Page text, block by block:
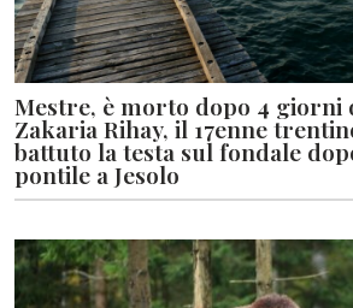
Mestre, è morto dopo 4 giorni
Zakaria Rihay, il 17enne
battuto la testa sul fondale
pontile a Jesolo